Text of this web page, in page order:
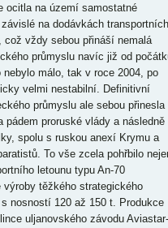
ocitla na území samostatné
na dodávkách transportních
což vždy sebou přináší nemalá
průmyslu navíc již od
málo, tak v roce 2004, po
velmi nestabilní. Definitivní
průmyslu ale sebou přinesla
proruské vlády a následně
spolu s ruskou anexí Krymu a
To vše zcela pohřbilo
letounu typu An-70
těžkého strategického
nosností 120 až 150 t. Produkce
uljanovského závodu Aviastar-